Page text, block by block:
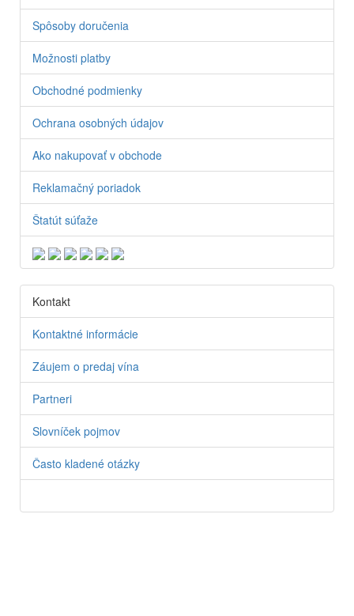
Spôsoby doručenia
Možnosti platby
Obchodné podmienky
Ochrana osobných údajov
Ako nakupovať v obchode
Reklamačný poriadok
Štatút súťaže
Kontakt
Kontaktné informácie
Záujem o predaj vína
Partneri
Slovníček pojmov
Často kladené otázky